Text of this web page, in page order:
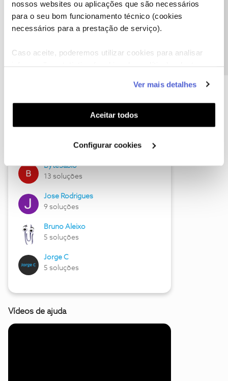
nossos websites ou aplicações que são necessários
para o seu bom funcionamento técnico (cookies
necessários para a prestação de serviço).
Caso aceite, poderemos utilizar cookies para analisar
funcionalidades (cookies de personalização e
funcionalidade) e adaptar anúncios aos seus interesses
(cookies de publicidade personalizada). Pode gerir a
utilização dos cookies clicando em "Configurar
Ver mais detalhes
Aceitar todos
Configurar cookies
Hall of Fame de julho
17 soluções
ByteSábio
13 soluções
Jose Rodrigues
9 soluções
Bruno Aleixo
5 soluções
Jorge C
5 soluções
Vídeos de ajuda